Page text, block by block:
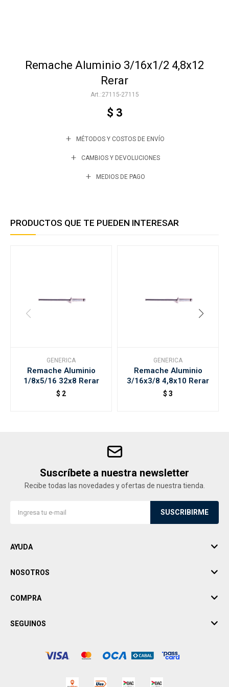
Remache Aluminio 3/16x1/2 4,8x12
Rerar
27115-27115
$ 3
MÉTODOS Y COSTOS DE ENVÍO
CAMBIOS Y DEVOLUCIONES
MEDIOS DE PAGO
PRODUCTOS QUE TE PUEDEN INTERESAR
GENERICA
Remache Aluminio
1/8x5/16 32x8 Rerar
$ 2
GENERICA
Remache Aluminio
3/16x3/8 4,8x10 Rerar
$ 3
Suscríbete a nuestra newsletter
Recibe todas las novedades y ofertas de nuestra tienda.
SUSCRIBIRME
AYUDA
NOSOTROS
COMPRA
SEGUINOS
Varios